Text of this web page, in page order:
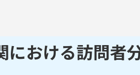
における訪問者